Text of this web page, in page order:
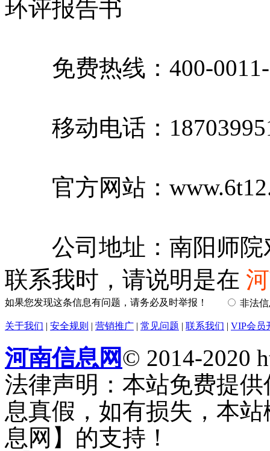
环评报告书
免费热线：400-0011-
移动电话：
官方网站：
公司地址：南阳师院
联系我时，请说明是在
如果您发现这条信息有问题，请务必及时举报！ 非法
关于我们 | 安全规则 | 营销推广 | 常见问题 | 联系我们 | VIP会员
河南信息网© 2014-2020
法律声明：本站免费提
息真假，如有损失，本
息网】的支持！